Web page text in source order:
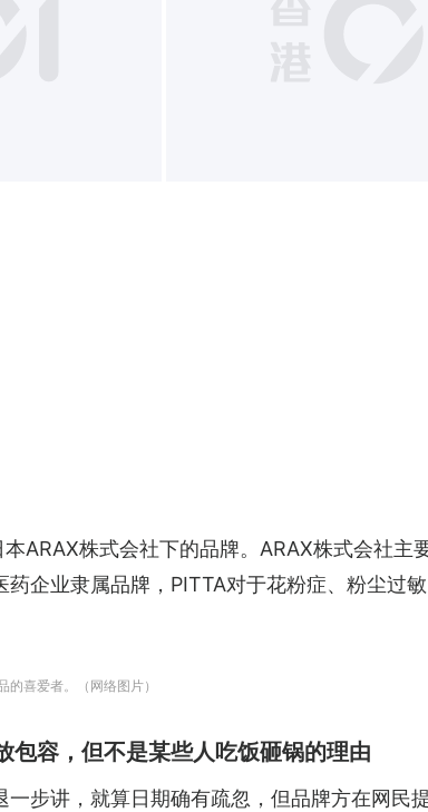
ARAX株式会社下的品牌。ARAX株式会社
药企业隶属品牌，PITTA对于花粉症、粉尘过
喜爱者。（网络图片）
包容，但不是某些人吃饭砸锅的理由
一步讲，就算日期确有疏忽，但品牌方在网民